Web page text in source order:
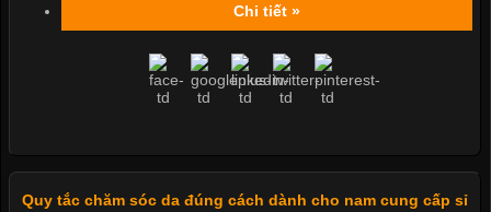
Chi tiết »
Quy tắc chăm sóc da đúng cách dành cho nam cung cấp sỉ